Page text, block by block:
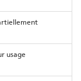
usage